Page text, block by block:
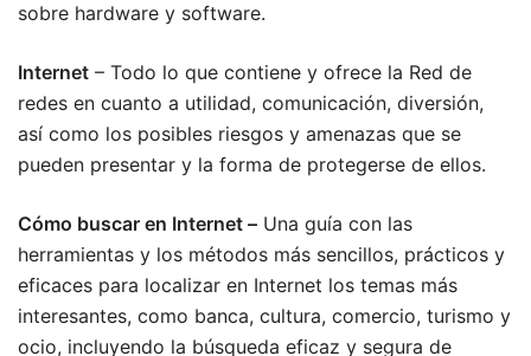
sobre hardware y software.
Internet – Todo lo que contiene y ofrece la Red de
redes en cuanto a utilidad, comunicación, diversión,
así como los posibles riesgos y amenazas que se
pueden presentar y la forma de protegerse de ellos.
Cómo buscar en Internet – Una guía con las
herramientas y los métodos más sencillos, prácticos y
eficaces para localizar en Internet los temas más
interesantes, como banca, cultura, comercio, turismo y
ocio, incluyendo la búsqueda eficaz y segura de